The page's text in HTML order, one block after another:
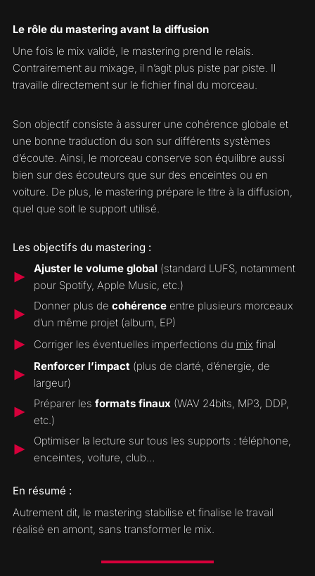
Le rôle du mastering avant la diffusion
Une fois le mix validé, le mastering prend le relais.
Contrairement au mixage, il n’agit plus piste par piste. Il
travaille directement sur le fichier final du morceau.
Son objectif consiste à assurer une cohérence globale et
une bonne traduction du son sur différents systèmes
d’écoute. Ainsi, le morceau conserve son équilibre aussi
bien sur des écouteurs que sur des enceintes ou en
voiture. De plus, le mastering prépare le titre à la diffusion,
quel que soit le support utilisé.
Les objectifs du mastering :
Ajuster le volume global(standard LUFS, notamment
pour Spotify, Apple Music, etc.)
Donner plus de cohérenceentre plusieurs morceaux
d’un même projet (album, EP)
Corriger les éventuelles imperfections du mix final
Renforcer l’impact(plus de clarté, d’énergie, de
largeur)
Préparer les formats finaux(WAV 24bits, MP3, DDP,
etc.)
Optimiser la lecture sur tous les supports : téléphone,
enceintes, voiture, club…
En résumé :
Autrement dit, le mastering stabilise et finalise le travail
réalisé en amont, sans transformer le mix.